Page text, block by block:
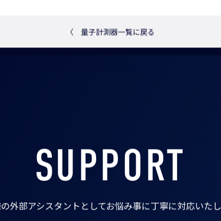
〈 量子計測器一覧に戻る
SUPPORT
外部アシスタントとしてお悩み事に丁寧に対応いた